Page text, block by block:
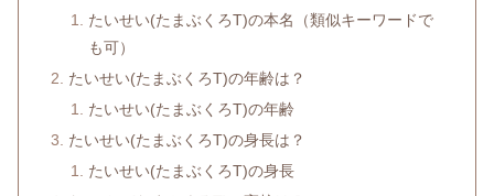
たいせい(たまぶくろT)の本名（類似キーワードで
も可）
たいせい(たまぶくろT)の年齢は？
たいせい(たまぶくろT)の年齢
たいせい(たまぶくろT)の身長は？
たいせい(たまぶくろT)の身長